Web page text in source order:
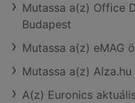
Mutassa a(z) Office
Budapest
Mutassa a(z) eMAG
Mutassa a(z)
A(z) Euronics